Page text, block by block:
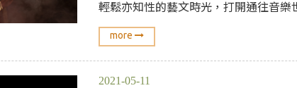
輕鬆亦知性的藝文時光，打開通往音樂
more
2021-05-11